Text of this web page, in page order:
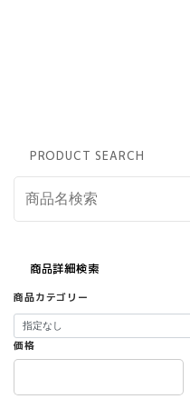
PRODUCT SEARCH
商品詳細検索
商品カテゴリー
価格